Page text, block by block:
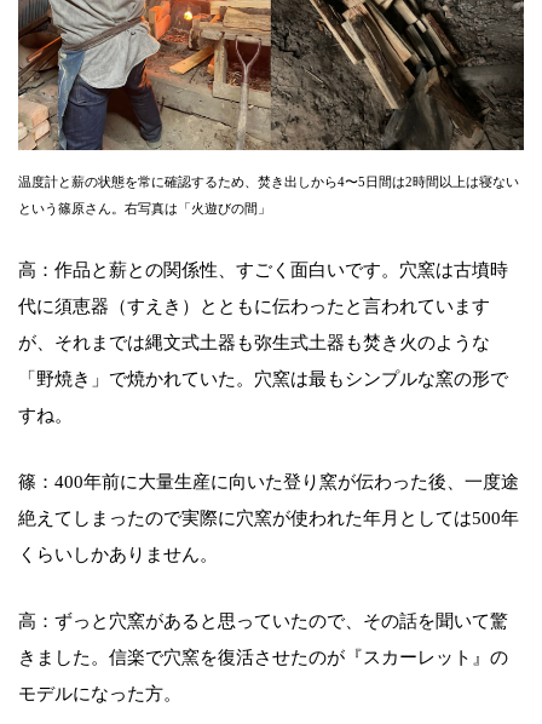
温度計と薪の状態を常に確認するため、焚き出しから4〜5日間は2時間以上は寝ない
という篠原さん。右写真は「火遊びの間」
高：作品と薪との関係性、すごく面白いです。穴窯は古墳時
代に須恵器（すえき）とともに伝わったと言われています
が、それまでは縄文式土器も弥生式土器も焚き火のような
「野焼き」で焼かれていた。穴窯は最もシンプルな窯の形で
すね。
篠：400年前に大量生産に向いた登り窯が伝わった後、一度途
絶えてしまったので実際に穴窯が使われた年月としては500年
くらいしかありません。
高：ずっと穴窯があると思っていたので、その話を聞いて驚
きました。信楽で穴窯を復活させたのが『スカーレット』の
モデルになった方。